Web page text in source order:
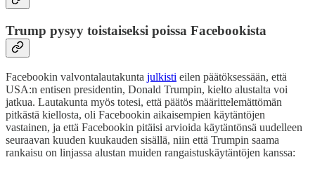
Trump pysyy toistaiseksi poissa Facebookista
Facebookin valvontalautakunta julkisti eilen päätöksessään, että
USA:n entisen presidentin, Donald Trumpin, kielto alustalta voi
jatkua. Lautakunta myös totesi, että päätös määrittelemättömän
pitkästä kiellosta, oli Facebookin aikaisempien käytäntöjen
vastainen, ja että Facebookin pitäisi arvioida käytäntönsä uudelleen
seuraavan kuuden kuukauden sisällä, niin että Trumpin saama
rankaisu on linjassa alustan muiden rangaistuskäytäntöjen kanssa: